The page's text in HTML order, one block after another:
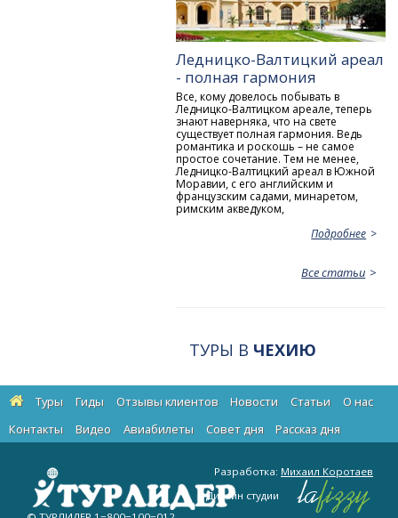
Ледницко-Валтицкий ареал
- полная гармония
Все, кому довелось побывать в
Ледницко-Валтицком ареале, теперь
знают наверняка, что на свете
существует полная гармония. Ведь
романтика и роскошь – не самое
простое сочетание. Тем не менее,
Ледницко-Валтицкий ареал в Южной
Моравии, с его английским и
французским садами, минаретом,
римским акведуком,
Подробнее
Все статьи
ТУРЫ В ЧЕХИЮ
Туры Гиды Отзывы клиентов Новости Статьи
О нас
Контакты
Видео Авиабилеты Cовет дня Рассказ дня
Разработка: Михаил Коротаев
Дизайн студии